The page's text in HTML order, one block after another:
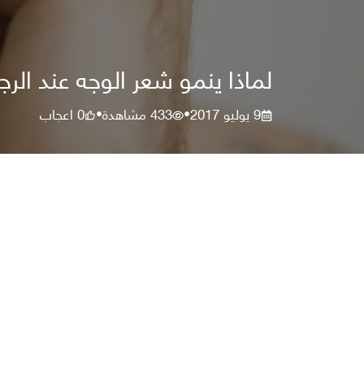
لماذا ينمو شعر الوجه عند
9 يوليو 2017 •
433مشاهدة•
0اعجاب